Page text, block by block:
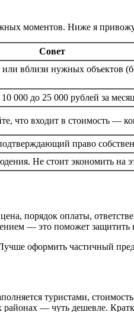
моментов. Ниже я
Совет
вблизи нужных объектов
000 до 25 000 рублей за
что входит в стоимость —
право
Не стоит экономить на
порядок оплаты,
— это поможет
оформить частичный
туристами,
— чуть дешевле.